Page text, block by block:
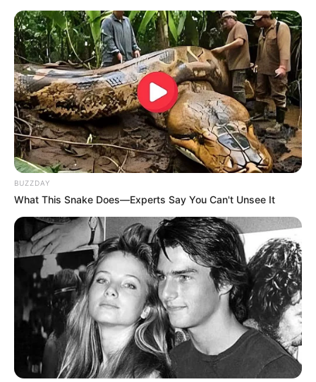
BUZZDAY
What This Snake Does—Experts Say You Can't Unsee It